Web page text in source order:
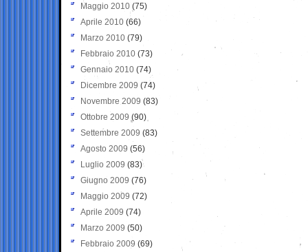
Maggio 2010 (75)
Aprile 2010 (66)
Marzo 2010 (79)
Febbraio 2010 (73)
Gennaio 2010 (74)
Dicembre 2009 (74)
Novembre 2009 (83)
Ottobre 2009 (90)
Settembre 2009 (83)
Agosto 2009 (56)
Luglio 2009 (83)
Giugno 2009 (76)
Maggio 2009 (72)
Aprile 2009 (74)
Marzo 2009 (50)
Febbraio 2009 (69)